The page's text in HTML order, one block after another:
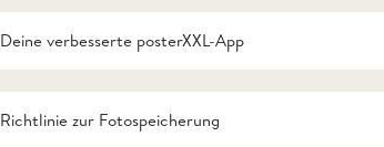
Deine verbesserte posterXXL-App
Richtlinie zur Fotospeicherung